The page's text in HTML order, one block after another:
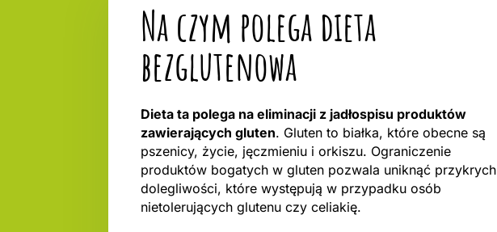
Na czym polega dieta
bezglutenowa
Dieta ta polega na eliminacji z jadłospisu produktów
zawierających gluten. Gluten to białka, które obecne są
pszenicy, życie, jęczmieniu i orkiszu. Ograniczenie
produktów bogatych w gluten pozwala uniknąć przykrych
dolegliwości, które występują w przypadku osób
nietolerujących glutenu czy celiakię.